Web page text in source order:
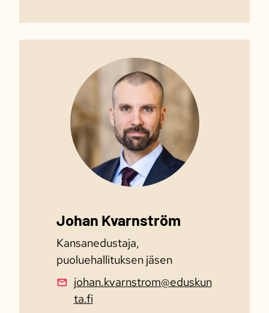
Johan Kvarnström
Kansanedustaja,
puoluehallituksen jäsen
johan.kvarnstrom@eduskun
ta.fi